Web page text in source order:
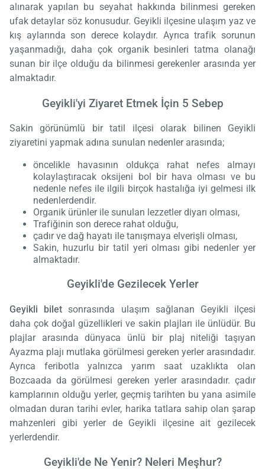
alınarak yapılan bu seyahat hakkında bilinmesi gereken
ufak detaylar söz konusudur. Geyikli ilçesine ulaşım yaz ve
kış aylarında son derece kolaydır. Ayrıca trafik sorunun
yaşanmadığı, daha çok organik besinleri tatma olanağı
sunan bir ilçe olduğu da bilinmesi gerekenler arasında yer
almaktadır.
Geyikli'yi Ziyaret Etmek İçin 5 Sebep
Sakin görünümlü bir tatil ilçesi olarak bilinen Geyikli
ziyaretini yapmak adına sunulan nedenler arasında;
öncelikle havasının oldukça rahat nefes almayı
kolaylaştıracak oksijeni bol bir hava olması ve bu
nedenle nefes ile ilgili birçok hastalığa iyi gelmesi ilk
nedenlerdendir.
Organik ürünler ile sunulan lezzetler diyarı olması,
Trafiğinin son derece rahat olduğu,
çadır ve dağ hayatı ile tanışmaya elverişli olması,
Sakin, huzurlu bir tatil yeri olması gibi nedenler yer
almaktadır.
Geyikli'de Gezilecek Yerler
Geyikli bilet sonrasında ulaşım sağlanan Geyikli ilçesi
daha çok doğal güzellikleri ve sakin plajları ile ünlüdür. Bu
plajlar arasında dünyaca ünlü bir plaj niteliği taşıyan
Ayazma plajı mutlaka görülmesi gereken yerler arasındadır.
Ayrıca feribotla yalnızca yarım saat uzaklıkta olan
Bozcaada da görülmesi gereken yerler arasındadır. çadır
kamplarının olduğu yerler, geçmiş tarihten bu yana asimile
olmadan duran tarihi evler, harika tatlara sahip olan şarap
mahzenleri gibi yerler de Geyikli ilçesine ait gezilecek
yerlerdendir.
Geyikli'de Ne Yenir? Neleri Meşhur?